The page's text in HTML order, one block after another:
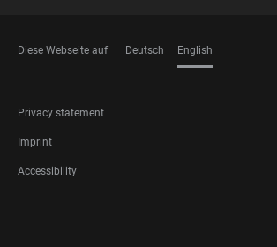
Diese Webseite auf Deutsch English
FOOTER
LEGAL
Privacy statement
Imprint
Accessibility